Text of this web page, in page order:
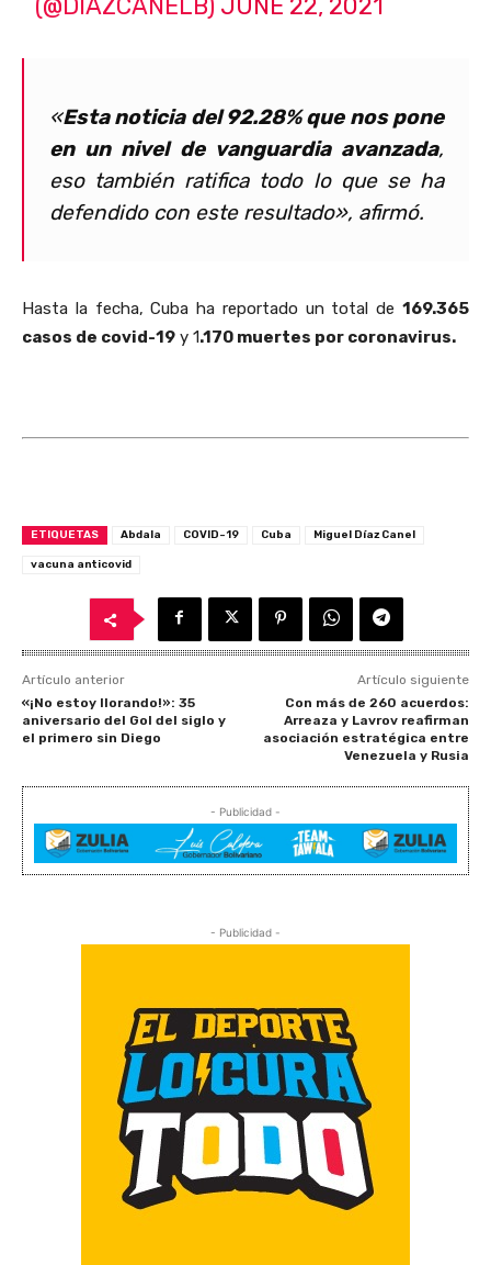
«Esta noticia del 92.28% que nos pone
en un nivel de vanguardia avanzada,
eso también ratifica todo lo que se ha
defendido con este resultado», afirmó.
Hasta la fecha, Cuba ha reportado un total de 169.365
casos de covid-19 y 1.170 muertes por coronavirus.
ETIQUETAS Abdala COVID-19 Cuba Miguel Díaz Canel
vacuna anticovid
Artículo anterior
«¡No estoy llorando!»: 35
aniversario del Gol del siglo y
el primero sin Diego
Artículo siguiente
Con más de 260 acuerdos:
Arreaza y Lavrov reafirman
asociación estratégica entre
Venezuela y Rusia
- Publicidad -
- Publicidad -